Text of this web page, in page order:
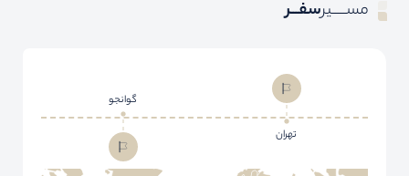
مســـــیرسفـــر
تهران
گوانجو